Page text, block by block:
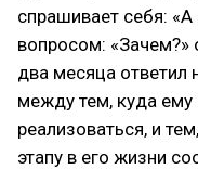
спрашивает себя: «А
вопросом: «Зачем?»
два месяца ответил
между тем, куда ему
реализоваться, и
этапу в его жизни